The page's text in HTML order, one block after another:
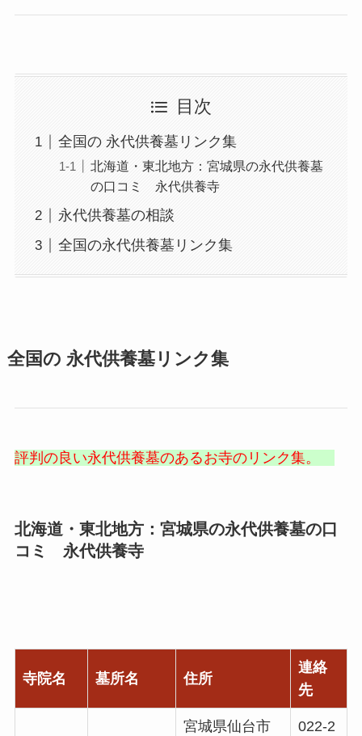
目次
全国の 永代供養墓リンク集
北海道・東北地方：宮城県の永代供養墓
の口コミ 永代供養寺
永代供養墓の相談
全国の永代供養墓リンク集
全国の 永代供養墓リンク集
評判の良い永代供養墓のあるお寺のリンク集。
北海道・東北地方：宮城県の永代供養墓の口
コミ 永代供養寺
寺院名 墓所名 住所
連絡
先
宮城県仙台市
022-2